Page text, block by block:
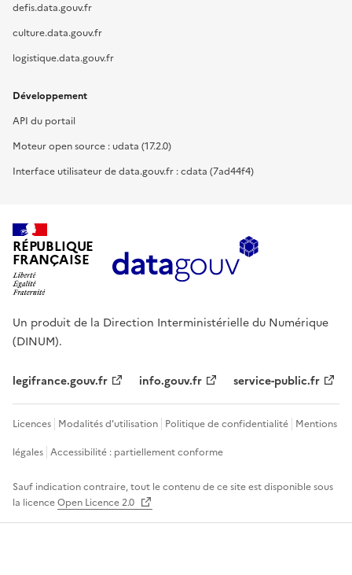
defis.data.gouv.fr
culture.data.gouv.fr
logistique.data.gouv.fr
Développement
API du portail
Moteur open source : udata (17.2.0)
Interface utilisateur de data.gouv.fr : cdata (7ad44f4)
RÉPUBLIQUE
FRANÇAISE
Un produit de la Direction Interministérielle du Numérique
(DINUM).
legifrance.gouv.fr info.gouv.fr service-public.fr
Licences Modalités d'utilisation Politique de confidentialité Mentions
légales Accessibilité : partiellement conforme
Sauf indication contraire, tout le contenu de ce site est disponible sous
la licenceOpen Licence 2.0